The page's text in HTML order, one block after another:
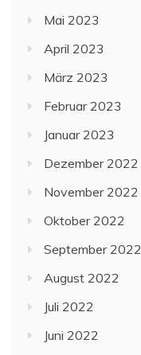
Mai 2023
April 2023
März 2023
Februar 2023
Januar 2023
Dezember 2022
November 2022
Oktober 2022
September 2022
August 2022
Juli 2022
Juni 2022